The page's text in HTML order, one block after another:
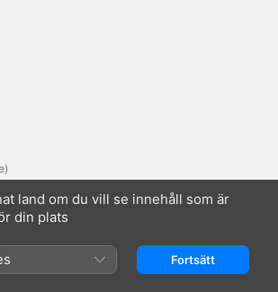
Ltd
land om du vill se innehåll som är
din plats
Fortsätt